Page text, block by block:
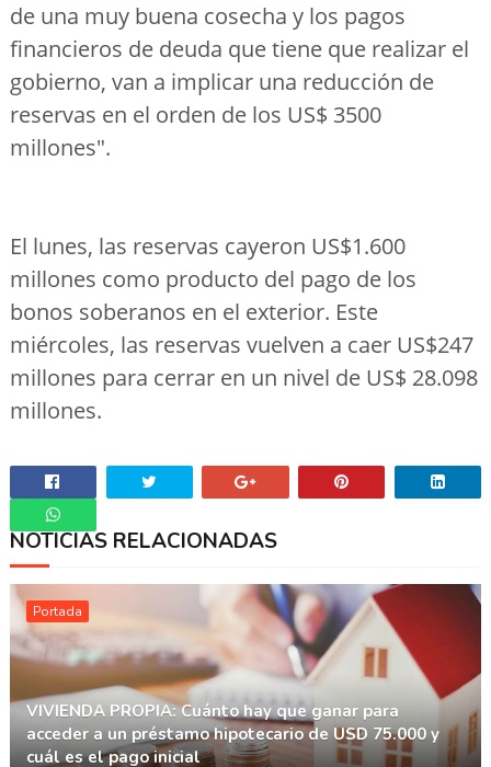
de una muy buena cosecha y los pagos
financieros de deuda que tiene que realizar el
gobierno, van a implicar una reducción de
reservas en el orden de los US$ 3500
millones".
El lunes, las reservas cayeron US$1.600
millones como producto del pago de los
bonos soberanos en el exterior. Este
miércoles, las reservas vuelven a caer US$247
millones para cerrar en un nivel de US$ 28.098
millones.
Whatsapp
NOTICIAS RELACIONADAS
Portada
VIVIENDA PROPIA: Cuánto hay que ganar para
acceder a un préstamo hipotecario de USD 75.000 y
cuál es el pago inicial